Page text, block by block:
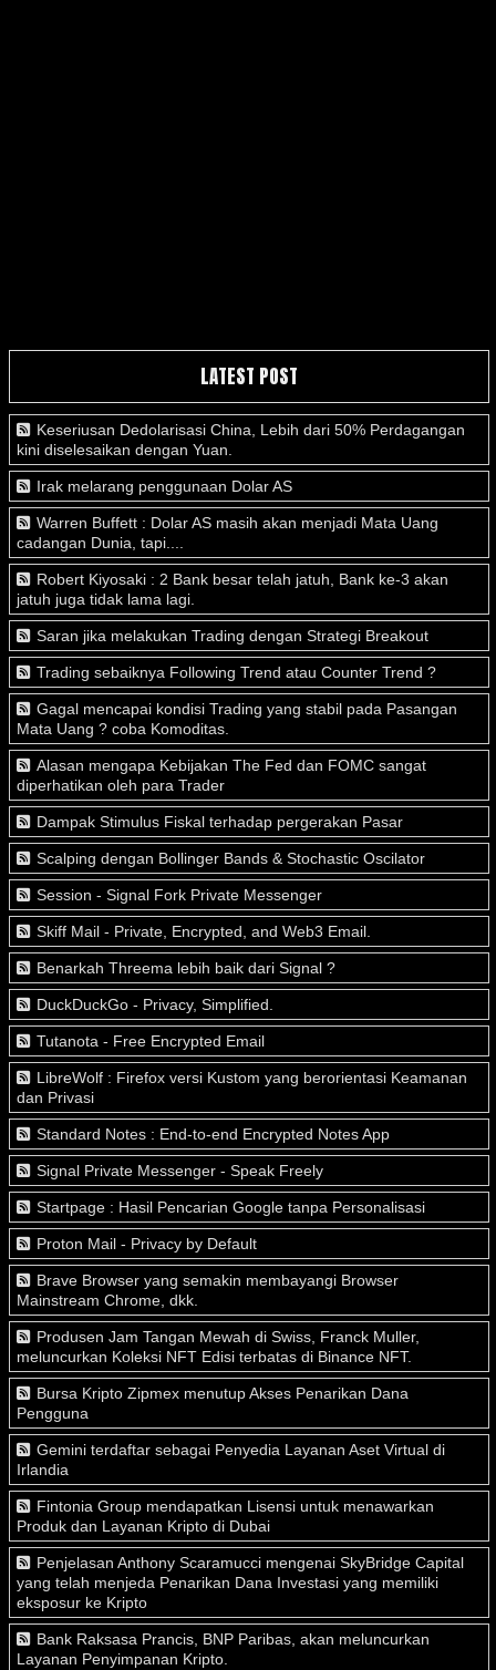
LATEST POST
Keseriusan Dedolarisasi China, Lebih dari 50% Perdagangan
kini diselesaikan dengan Yuan.
Irak melarang penggunaan Dolar AS
Warren Buffett : Dolar AS masih akan menjadi Mata Uang
cadangan Dunia, tapi....
Robert Kiyosaki : 2 Bank besar telah jatuh, Bank ke-3 akan
jatuh juga tidak lama lagi.
Saran jika melakukan Trading dengan Strategi Breakout
Trading sebaiknya Following Trend atau Counter Trend ?
Gagal mencapai kondisi Trading yang stabil pada Pasangan
Mata Uang ? coba Komoditas.
Alasan mengapa Kebijakan The Fed dan FOMC sangat
diperhatikan oleh para Trader
Dampak Stimulus Fiskal terhadap pergerakan Pasar
Scalping dengan Bollinger Bands & Stochastic Oscilator
Session - Signal Fork Private Messenger
Skiff Mail - Private, Encrypted, and Web3 Email.
Benarkah Threema lebih baik dari Signal ?
DuckDuckGo - Privacy, Simplified.
Tutanota - Free Encrypted Email
LibreWolf : Firefox versi Kustom yang berorientasi Keamanan
dan Privasi
Standard Notes : End-to-end Encrypted Notes App
Signal Private Messenger - Speak Freely
Startpage : Hasil Pencarian Google tanpa Personalisasi
Proton Mail - Privacy by Default
Brave Browser yang semakin membayangi Browser
Mainstream Chrome, dkk.
Produsen Jam Tangan Mewah di Swiss, Franck Muller,
meluncurkan Koleksi NFT Edisi terbatas di Binance NFT.
Bursa Kripto Zipmex menutup Akses Penarikan Dana
Pengguna
Gemini terdaftar sebagai Penyedia Layanan Aset Virtual di
Irlandia
Fintonia Group mendapatkan Lisensi untuk menawarkan
Produk dan Layanan Kripto di Dubai
Penjelasan Anthony Scaramucci mengenai SkyBridge Capital
yang telah menjeda Penarikan Dana Investasi yang memiliki
eksposur ke Kripto
Bank Raksasa Prancis, BNP Paribas, akan meluncurkan
Layanan Penyimpanan Kripto.